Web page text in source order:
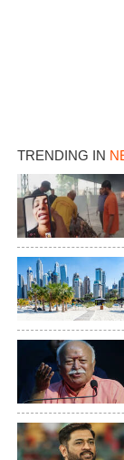
TRENDING IN